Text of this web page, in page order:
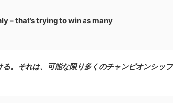
– that’s trying to win as many
。それは、可能な限り多くのチャンピオンシップ